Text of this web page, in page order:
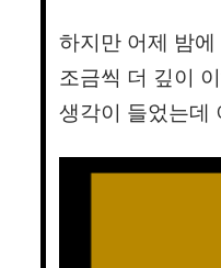
하지만 어제 밤
조금씩 더 깊이
생각이 들었는데